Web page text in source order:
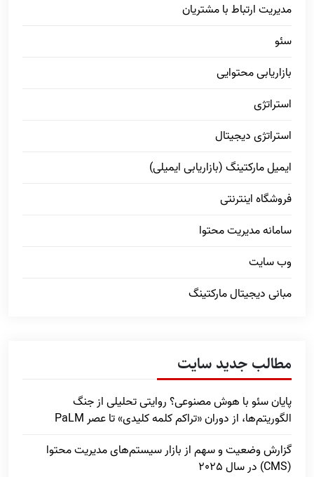
مدیریت ارتباط با مشتریان
سئو
بازاریابی محتوایی
استراتژی
استراتژی دیجیتال
ایمیل مارکتینگ (بازاریابی ایمیلی)
فروشگاه اینترنتی
سامانه مدیریت محتوا
وب سایت
مبانی دیجیتال مارکتینگ
مطالب جدید سایت
پایان سئو با هوش مصنوعی؟ روایتی تحلیلی از جنگ
الگوریتم‌ها، از دوران «تراکم کلمه کلیدی» تا عصر PaLM
گزارش وضعیت و سهم از بازار سیستم‌های مدیریت محتوا
(CMS) در سال 2025